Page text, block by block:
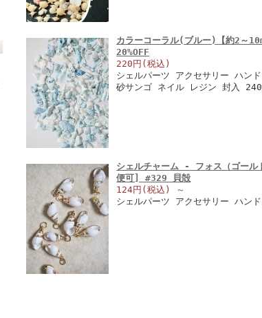
カラーコーラル(ブルー)【約2～
20%OFF
220円(税込)
シェルパーツ アクセサリー ハン
砂サンゴ ネイル レジン 封入
シェルチャーム - フォス（ゴー
便可] #329 貝殻
124円(税込)
～
シェルパーツ アクセサリー ハン